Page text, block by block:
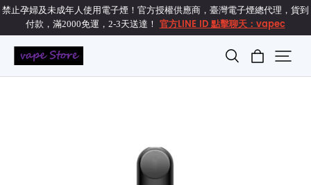
禁止孕婦及未成年人使用電子煙！官方授權供應商，臺灣電子煙總代理，貨到
付款，滿2000免運，2-3天送達！ 官方LINE ID 點擊聊天：vapec